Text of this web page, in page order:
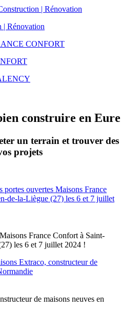
Rénovation
construire en Eure
un terrain et trouver des
projets
France Confort à Saint-
les 6 et 7 juillet 2024 !
de maisons neuves en